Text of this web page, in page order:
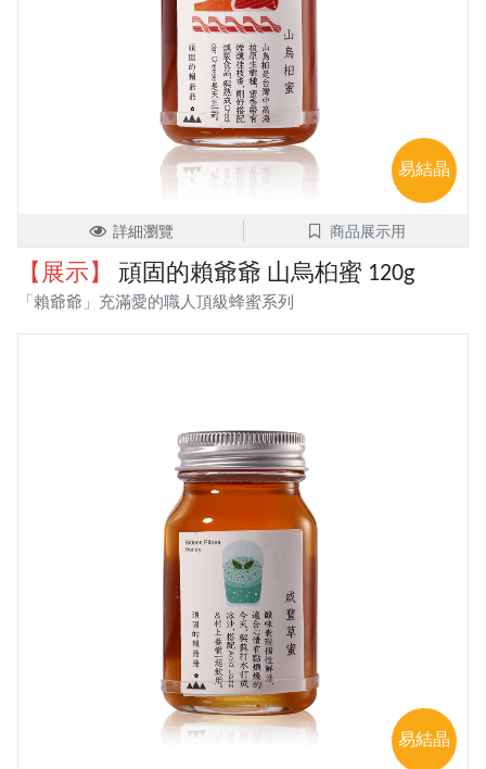
易結晶
詳細瀏覽 商品展示用
【展示】 頑固的賴爺爺 山烏桕蜜 120g
「賴爺爺」充滿愛的職人頂級蜂蜜系列
易結晶